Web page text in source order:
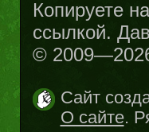
Копируете
ссылкой.
©
Сайт
О сайте.